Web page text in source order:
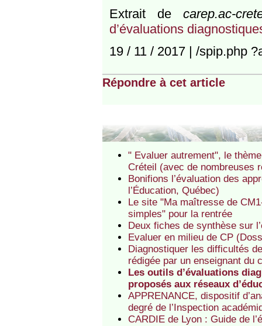
Extrait de carep.ac-
d’évaluations
19 / 11 / 2017 | /spip.php
Répondre à cet article
" Evaluer autrement", le
Créteil (avec de nombreuses
Bonifions l’évaluation des
l’Éducation, Québec)
Le site "Ma maîtresse de
simples" pour la rentrée
Deux fiches de synthèse sur
Evaluer en milieu de CP
Diagnostiquer les difficultés
rédigée par un enseignant du
Les outils d’évaluations
proposés aux réseaux
APPRENANCE, dispositif
degré de l’Inspection
CARDIE de Lyon : Guide de